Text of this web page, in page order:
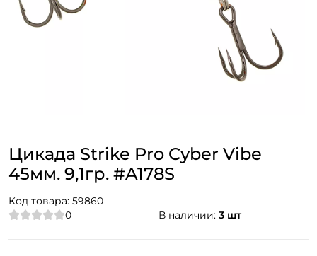
Цикада Strike Pro Cyber Vibe
45мм. 9,1гр. #A178S
Код товара: 59860
0
В наличии: 3 шт